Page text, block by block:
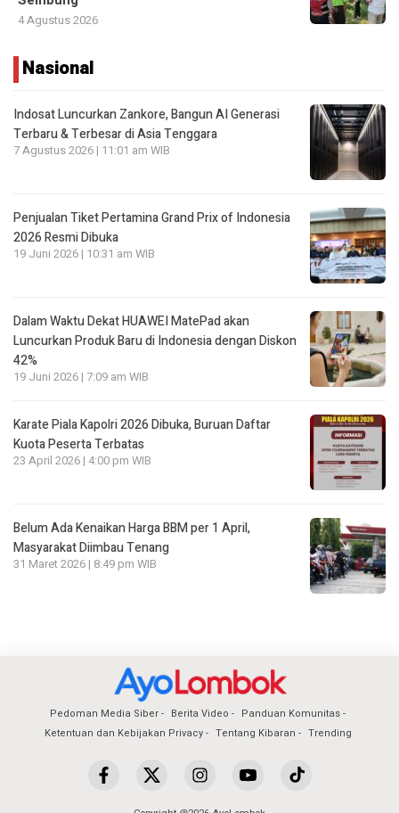
4 Agustus 2026
Nasional
Indosat Luncurkan Zankore, Bangun AI Generasi
Terbaru & Terbesar di Asia Tenggara
7 Agustus 2026 | 11:01 am WIB
Penjualan Tiket Pertamina Grand Prix of Indonesia
2026 Resmi Dibuka
19 Juni 2026 | 10:31 am WIB
Dalam Waktu Dekat HUAWEI MatePad akan
Luncurkan Produk Baru di Indonesia dengan Diskon
42%
19 Juni 2026 | 7:09 am WIB
Karate Piala Kapolri 2026 Dibuka, Buruan Daftar
Kuota Peserta Terbatas
23 April 2026 | 4:00 pm WIB
Belum Ada Kenaikan Harga BBM per 1 April,
Masyarakat Diimbau Tenang
31 Maret 2026 | 8:49 pm WIB
Pedoman Media Siber Berita Video
Panduan Komunitas
Ketentuan dan Kebijakan Privacy
Tentang Kibaran Trending